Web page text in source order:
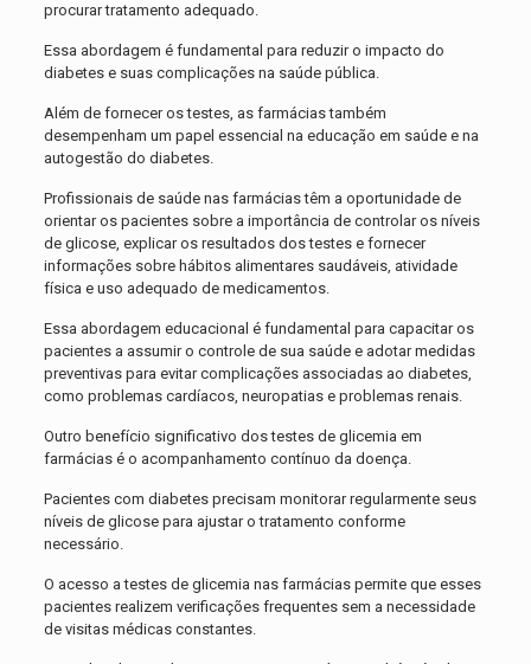
procurar tratamento adequado.
Essa abordagem é fundamental para reduzir o impacto do
diabetes e suas complicações na saúde pública.
Além de fornecer os testes, as farmácias também
desempenham um papel essencial na educação em saúde e na
autogestão do diabetes.
Profissionais de saúde nas farmácias têm a oportunidade de
orientar os pacientes sobre a importância de controlar os níveis
de glicose, explicar os resultados dos testes e fornecer
informações sobre hábitos alimentares saudáveis, atividade
física e uso adequado de medicamentos.
Essa abordagem educacional é fundamental para capacitar os
pacientes a assumir o controle de sua saúde e adotar medidas
preventivas para evitar complicações associadas ao diabetes,
como problemas cardíacos, neuropatias e problemas renais.
Outro benefício significativo dos testes de glicemia em
farmácias é o acompanhamento contínuo da doença.
Pacientes com diabetes precisam monitorar regularmente seus
níveis de glicose para ajustar o tratamento conforme
necessário.
O acesso a testes de glicemia nas farmácias permite que esses
pacientes realizem verificações frequentes sem a necessidade
de visitas médicas constantes.